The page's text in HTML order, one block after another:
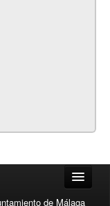
de Málaga